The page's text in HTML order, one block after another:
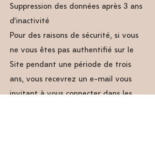
Suppression des données après 3 ans
d’inactivité
Pour des raisons de sécurité, si vous
ne vous êtes pas authentifié sur le
Site pendant une période de trois
ans, vous recevrez un e-mail vous
invitant à vous connecter dans les